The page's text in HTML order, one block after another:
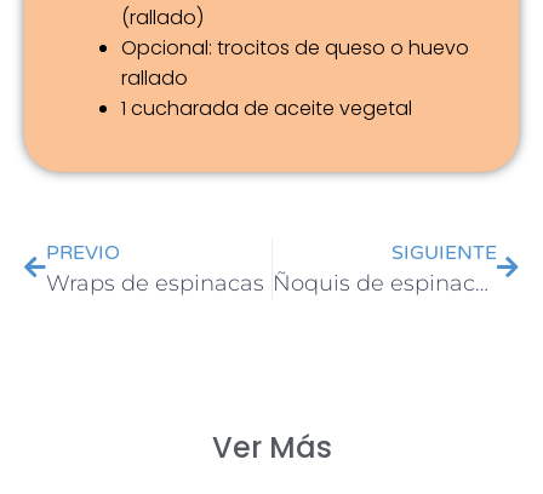
(rallado)
Opcional: trocitos de queso o huevo
rallado
1 cucharada de aceite vegetal
PREVIO
Wraps de espinacas
SIGUIENTE
Ñoquis de espinacas
Ver Más